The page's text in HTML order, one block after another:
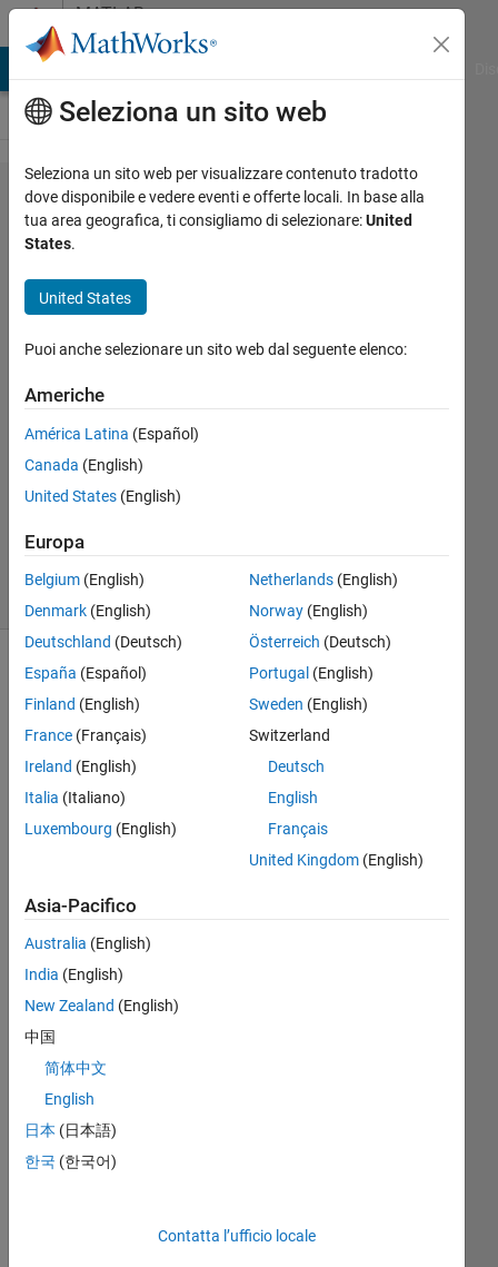
Vai al contenutoMATLAB
Answers
Regression
tree and
M
2019
1
Aggiornato
10
Visualizzazioni
I
hav
20
pre
dict
and
so
me
the
Seleziona un sito web
Seleziona un sito web per visualizzare contenuto tradotto
dove disponibile e vedere eventi e offerte locali. In base alla
tua area geografica, ti consigliamo di selezionare:United
States.
United States
Puoi anche selezionare un sito web dal seguente elenco:
Americhe
América Latina (Español)
Canada (English)
United States (English)
Europa
Belgium (English)
Denmark (English)
Deutschland (Deutsch)
España (Español)
Finland (English)
France (Français)
Ireland (English)
Italia (Italiano)
Luxembourg (English)
Netherlands(English)
Norway(English)
Österreich (Deutsch)
Portugal (English)
Sweden (English)
Switzerland
Deutsch
English
Français
United Kingdom(English)
Asia-Pacifico
Australia (English)
India (English)
New Zealand (English)
中国
简体中文
English
日本 (日本語)
한국 (한국어)
Contatta l’ufficio locale